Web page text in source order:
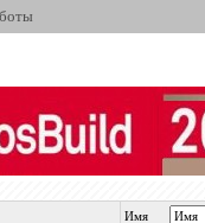
Имя